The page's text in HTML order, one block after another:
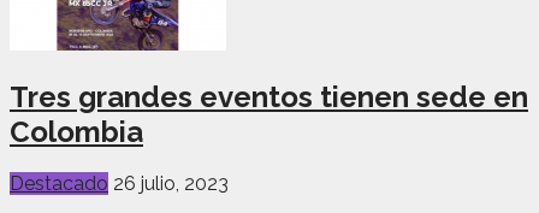
Tres grandes eventos tienen sede en
Colombia
Destacado 26 julio, 2023